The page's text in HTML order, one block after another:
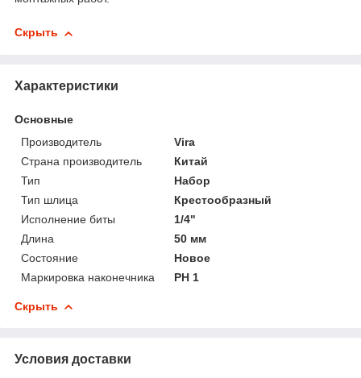
Скрыть
Характеристики
Основные
Производитель
Vira
Страна производитель
Китай
Тип
Набор
Тип шлица
Крестообразный
Исполнение биты
1/4"
Длина
50 мм
Состояние
Новое
Маркировка наконечника
PH 1
Скрыть
Условия доставки